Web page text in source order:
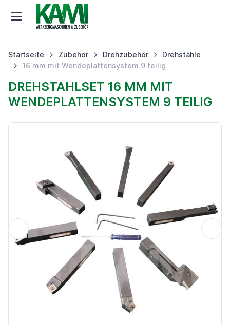
Startseite Zubehör Drehzubehör
Drehstähle
16 mm mit Wendeplattensystem 9 teilig
DREHSTAHLSET 16 MM MIT
WENDEPLATTENSYSTEM 9 TEILIG